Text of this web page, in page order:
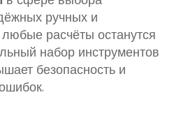
ручных и
расчёты останутся
набор инструментов
безопасность и